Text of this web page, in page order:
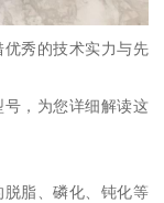
秀的技术实力与先
，为您详细解读这
脂、磷化、钝化等